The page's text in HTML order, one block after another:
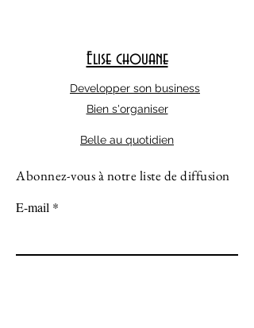
Elise chouane
Developper son business
Bien s'organiser
Belle au quotidien
Abonnez-vous à notre liste de diffusion
E-mail